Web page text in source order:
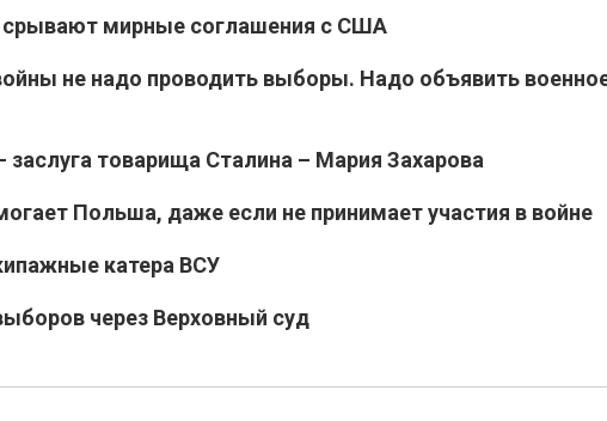
срывают мирные соглашения с США
не надо проводить выборы. Надо объявить
товарища Сталина – Мария Захарова
Польша, даже если не принимает участия в войне
катера ВСУ
через Верховный суд